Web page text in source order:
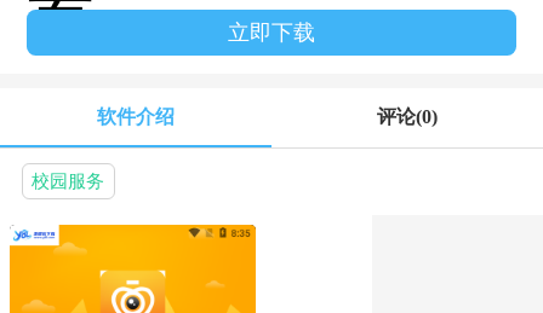
立即下载
软件介绍 评论(0)
校园服务